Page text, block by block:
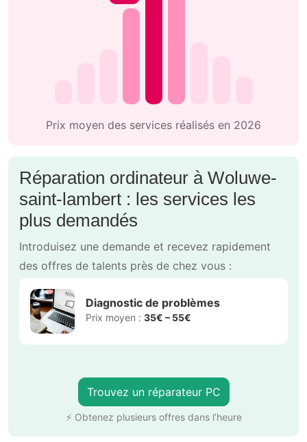
Prix moyen des services réalisés en 2026
Réparation ordinateur à Woluwe-
saint-lambert : les services les
plus demandés
Introduisez une demande et recevez rapidement
des offres de talents près de chez vous :
Diagnostic de problèmes
Prix moyen : 35€ – 55€
Trouvez un réparateur PC
⚡ Obtenez plusieurs offres dans l’heure